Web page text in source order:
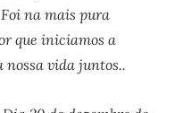
na mais pura
que iniciamos a
vida juntos..